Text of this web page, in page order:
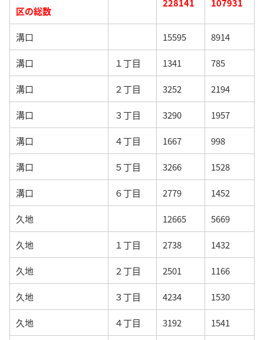
区の総数
溝口 15595 8914
溝口 １丁目 1341 785
溝口 ２丁目 3252 2194
溝口 ３丁目 3290 1957
溝口 ４丁目 1667 998
溝口 ５丁目 3266 1528
溝口 ６丁目 2779 1452
久地 12665 5669
久地 １丁目 2738 1432
久地 ２丁目 2501 1166
久地 ３丁目 4234 1530
久地 ４丁目 3192 1541